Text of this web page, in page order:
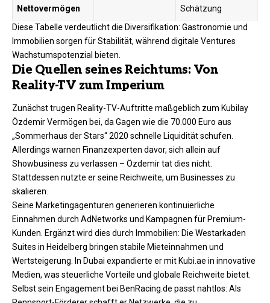
Nettovermögen
Schätzung ​
Diese Tabelle verdeutlicht die Diversifikation: Gastronomie und
Immobilien sorgen für Stabilität, während digitale Ventures
Wachstumspotenzial bieten.​
Die Quellen seines Reichtums: Von
Reality-TV zum Imperium
Zunächst trugen Reality-TV-Auftritte maßgeblich zum Kubilay
Özdemir Vermögen bei, da Gagen wie die 70.000 Euro aus
„Sommerhaus der Stars“ 2020 schnelle Liquidität schufen.
Allerdings warnen Finanzexperten davor, sich allein auf
Showbusiness zu verlassen – Özdemir tat dies nicht.
Stattdessen nutzte er seine Reichweite, um Businesses zu
skalieren.
Seine Marketingagenturen generieren kontinuierliche
Einnahmen durch AdNetworks und Kampagnen für Premium-
Kunden. Ergänzt wird dies durch Immobilien: Die Westarkaden
Suites in Heidelberg bringen stabile Mieteinnahmen und
Wertsteigerung. In Dubai expandierte er mit Kubi.ae in innovative
Medien, was steuerliche Vorteile und globale Reichweite bietet.
Selbst sein Engagement bei BenRacing.de passt nahtlos: Als